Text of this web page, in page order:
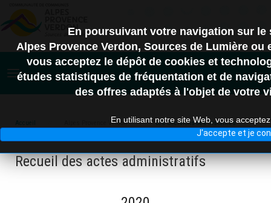
Accueil Alpes Provence Verdon
Les Décisions des Instances
Recueil des actes administratifs
En poursuivant votre navigation sur le
Alpes Provence Verdon, Sources de Lumière
vous acceptez le dépôt de cookies et
études statistiques de fréquentation et de
des offres adaptés à l'objet de votre
En utilisant notre site Web, vous
J'accepte et je